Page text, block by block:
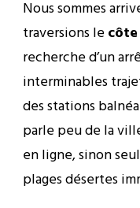
Nous sommes
traversions le
recherche d’un
interminables
des stations
parle peu de la
en ligne, sinon
plages désertes